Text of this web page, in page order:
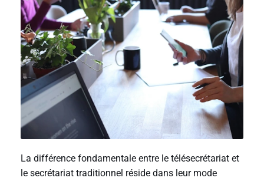
La différence fondamentale entre le télésecrétariat et
le secrétariat traditionnel réside dans leur mode